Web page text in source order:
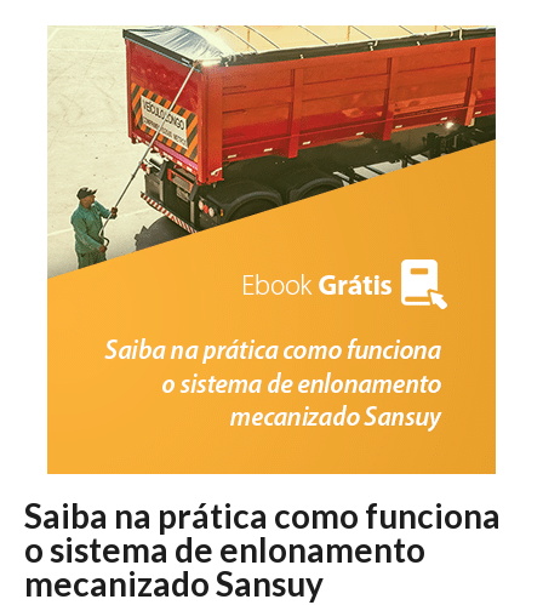
Saiba na prática como funciona
o sistema de enlonamento
mecanizado Sansuy